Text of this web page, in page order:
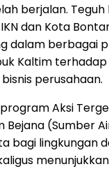
berjalan.
dan Kota
dalam berbagai
Kaltim
perusahaan.
Aksi
(Sumber
lingkungan